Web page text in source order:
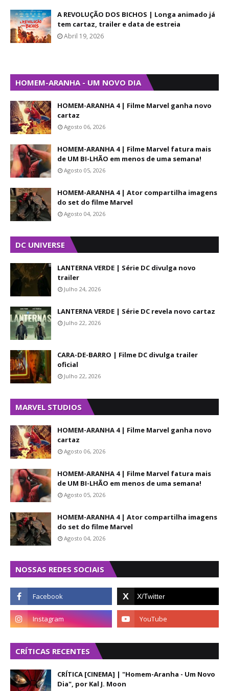
A REVOLUÇÃO DOS BICHOS | Longa animado já
tem cartaz, trailer e data de estreia
Abril 19, 2026
HOMEM-ARANHA - UM NOVO DIA
HOMEM-ARANHA 4 | Filme Marvel ganha novo
cartaz
Agosto 06, 2026
HOMEM-ARANHA 4 | Filme Marvel fatura mais
de UM BI-LHÃO em menos de uma semana!
Agosto 05, 2026
HOMEM-ARANHA 4 | Ator compartilha imagens
do set do filme Marvel
Agosto 04, 2026
DC UNIVERSE
LANTERNA VERDE | Série DC divulga novo
trailer
Julho 24, 2026
LANTERNA VERDE | Série DC revela novo cartaz
Julho 22, 2026
CARA-DE-BARRO | Filme DC divulga trailer
oficial
Julho 22, 2026
MARVEL STUDIOS
HOMEM-ARANHA 4 | Filme Marvel ganha novo
cartaz
Agosto 06, 2026
HOMEM-ARANHA 4 | Filme Marvel fatura mais
de UM BI-LHÃO em menos de uma semana!
Agosto 05, 2026
HOMEM-ARANHA 4 | Ator compartilha imagens
do set do filme Marvel
Agosto 04, 2026
NOSSAS REDES SOCIAIS
CRÍTICAS RECENTES
CRÍTICA [CINEMA] | "Homem-Aranha - Um Novo
Dia", por Kal J. Moon